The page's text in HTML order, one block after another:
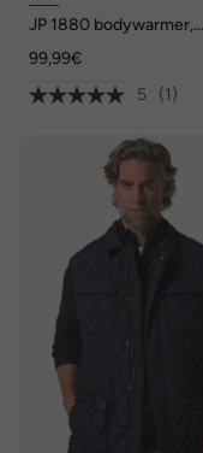
JP 1880 bodywarmer,
opstaande kraag, tot 7XL
99,99€
5
(1)